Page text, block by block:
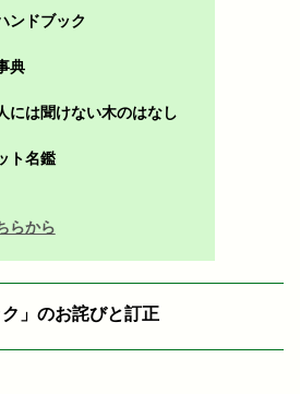
ンドブック
典
には聞けない木のはなし
ト名鑑
らから
ク」のお詫びと訂正